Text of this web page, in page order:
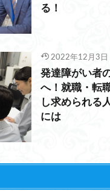
る！
2022年12月3日
発達障がい者
へ！就職・転
し求められる
には